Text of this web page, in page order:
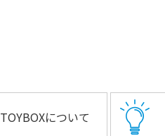
TOYBOXについて